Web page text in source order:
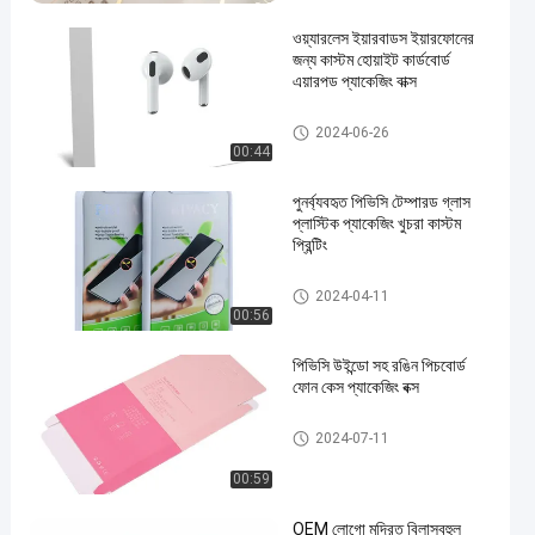
00:44
ওয়্যারলেস ইয়ারবাডস ইয়ারফোনের
জন্য কাস্টম হোয়াইট কার্ডবোর্ড
এয়ারপড প্যাকেজিং বাক্স
ইয়ারফোন প্যাকেজিং বক্স
2024-06-26
00:56
পুনর্ব্যবহৃত পিভিসি টেম্পারড গ্লাস
প্লাস্টিক প্যাকেজিং খুচরা কাস্টম
প্রিন্টিং
স্ক্রিন প্রোটেক্টর প্যাকেজিং
2024-04-11
00:59
পিভিসি উইন্ডো সহ রঙিন পিচবোর্ড
ফোন কেস প্যাকেজিং বক্স
স্ক্রিন প্রোটেক্টর প্যাকেজিং
2024-07-11
OEM লোগো মুদ্রিত বিলাসবহুল